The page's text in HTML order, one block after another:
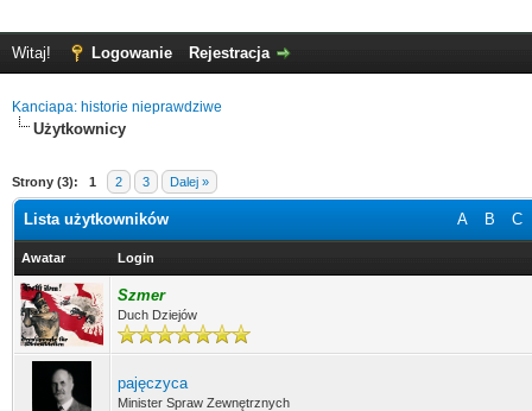
Witaj! Logowanie Rejestracja
Kanciapa: historie nieprawdziwe
Użytkownicy
Strony (3): 1 2 3 Dalej »
A B C
Lista użytkowników
Awatar Login
Szmer
Duch Dziejów
pajęczyca
Minister Spraw Zewnętrznych